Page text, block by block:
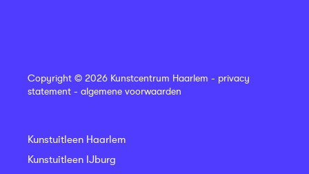
Copyright © 2026 Kunstcentrum Haarlem - privacy
statement - algemene voorwaarden
Kunstuitleen Haarlem
Kunstuitleen IJburg